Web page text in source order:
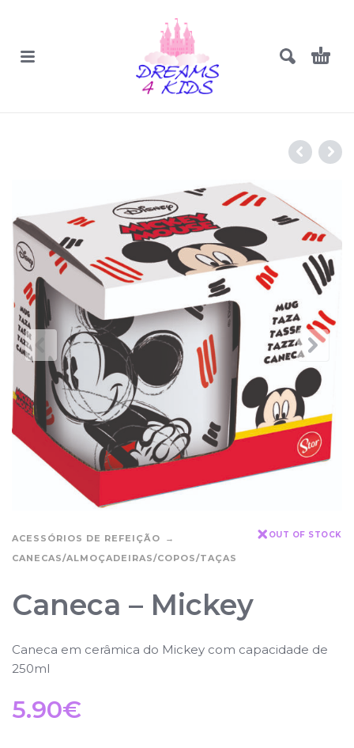
ACESSÓRIOS DE REFEIÇÃO
CANECAS/ALMOÇADEIRAS/COPOS/TAÇAS
OUT OF STOCK
Caneca – Mickey
Caneca em cerâmica do Mickey com capacidade de
250ml
5.90€